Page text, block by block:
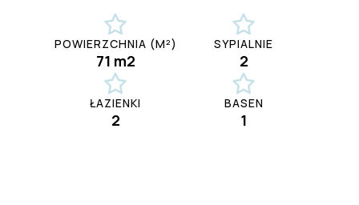
POWIERZCHNIA (M²)
71 m2
SYPIALNIE
2
ŁAZIENKI
2
BASEN
1